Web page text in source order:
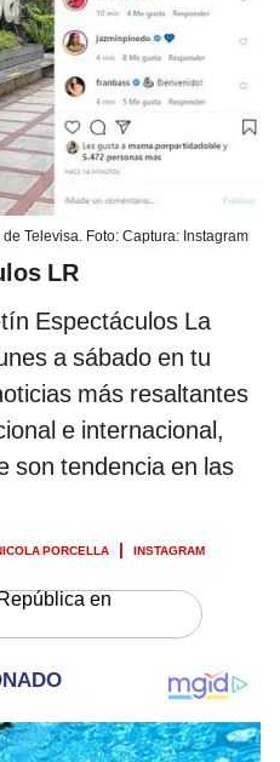
Televisa. Foto: Captura: Instagram
LR
Espectáculos La
a sábado en tu
más resaltantes
e internacional,
son tendencia en las
PORCELLA INSTAGRAM
en